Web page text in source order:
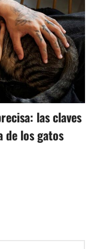
las claves
de los gatos